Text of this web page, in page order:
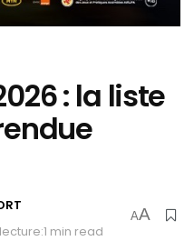
: la liste
min read
AA